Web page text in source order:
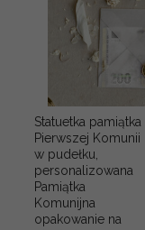
Statuetka pamiątka
Pierwszej Komunii
w pudełku,
personalizowana
Pamiątka
Komunijna
opakowanie na